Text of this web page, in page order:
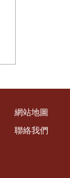
網站地圖
聯絡我們